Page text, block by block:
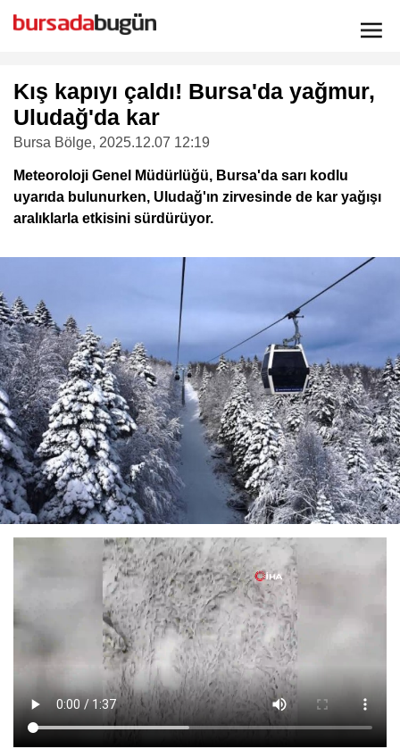
Kış kapıyı çaldı! Bursa'da yağmur,
Uludağ'da kar
Bursa Bölge, 2025.12.07 12:19
Meteoroloji Genel Müdürlüğü, Bursa'da sarı kodlu
uyarıda bulunurken, Uludağ'ın zirvesinde de kar yağışı
aralıklarla etkisini sürdürüyor.